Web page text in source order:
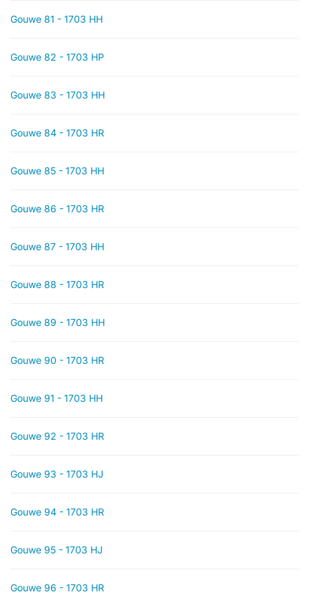
Gouwe 81 - 1703 HH
Gouwe 82 - 1703 HP
Gouwe 83 - 1703 HH
Gouwe 84 - 1703 HR
Gouwe 85 - 1703 HH
Gouwe 86 - 1703 HR
Gouwe 87 - 1703 HH
Gouwe 88 - 1703 HR
Gouwe 89 - 1703 HH
Gouwe 90 - 1703 HR
Gouwe 91 - 1703 HH
Gouwe 92 - 1703 HR
Gouwe 93 - 1703 HJ
Gouwe 94 - 1703 HR
Gouwe 95 - 1703 HJ
Gouwe 96 - 1703 HR